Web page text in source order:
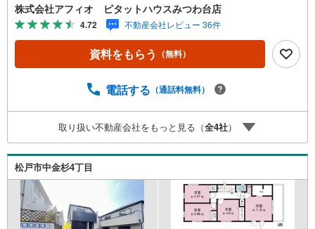
株式会社アフィオ ピタットハウスみつわ台店
4.72 不動産会社レビュー 36件
資料をもらう （無料）
電話する （通話料無料）
取り扱い不動産会社をもっと見る（全4社）
松戸市中金杉4丁目